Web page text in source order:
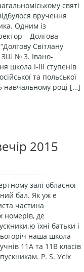
святі
вручення
Одним із
– Долгова
Світлану
ЗШ № 3. Івано-
школа І-ІІІ ступенів
та польської
навчальному році […]
2015
залі обласної
бал. Як уж е
частина
номерів, де
їхні батьки і
наша школа
11А та 11В класів
P. S. Усіх